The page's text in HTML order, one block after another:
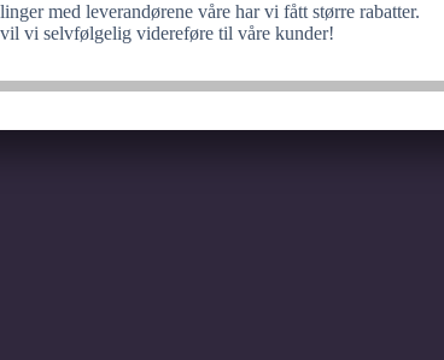
med leverandørene våre har vi fått større rabatter.
vi selvfølgelig videreføre til våre kunder!